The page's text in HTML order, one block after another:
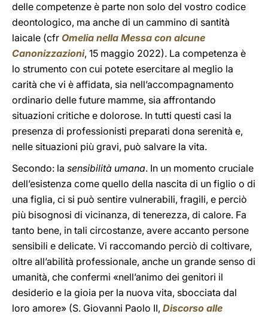
delle competenze è parte non solo del vostro codice
deontologico, ma anche di un cammino di santità
laicale (cfr Omelia nella Messa con alcune
Canonizzazioni, 15 maggio 2022). La competenza è
lo strumento con cui potete esercitare al meglio la
carità che vi è affidata, sia nell’accompagnamento
ordinario delle future mamme, sia affrontando
situazioni critiche e dolorose. In tutti questi casi la
presenza di professionisti preparati dona serenità e,
nelle situazioni più gravi, può salvare la vita.
Secondo: la sensibilità umana. In un momento cruciale
dell’esistenza come quello della nascita di un figlio o di
una figlia, ci si può sentire vulnerabili, fragili, e perciò
più bisognosi di vicinanza, di tenerezza, di calore. Fa
tanto bene, in tali circostanze, avere accanto persone
sensibili e delicate. Vi raccomando perciò di coltivare,
oltre all’abilità professionale, anche un grande senso di
umanità, che confermi «nell’animo dei genitori il
desiderio e la gioia per la nuova vita, sbocciata dal
loro amore» (S. Giovanni Paolo II, Discorso alle